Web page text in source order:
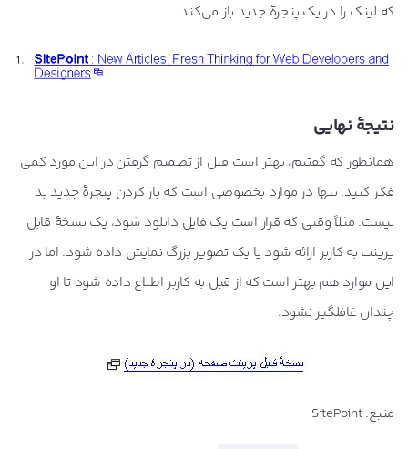
که لینک را در یک پنجرۀ جدید باز می‌کند.
نتیجۀ نهایی
همانطور که گفتیم، بهتر است قبل از تصمیم گرفتن در این مورد کمی
فکر کنید. تنها در موارد بخصوصی است که باز کردن پنجرۀ جدید بد
نیست. مثلاً وقتی که قرار است یک فایل دانلود شود، یک نسخۀ قابل
پرینت به کاربر ارائه شود یا یک تصویر بزرگ نمایش داده شود. اما در
این موارد هم بهتر است که از قبل به کاربر اطلاع داده شود تا او
چندان غافلگیر نشود.
منبع: SitePoint